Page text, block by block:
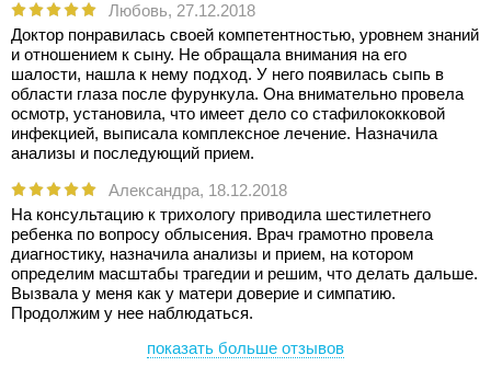
Любовь, 27.12.2018
Доктор понравилась своей компетентностью, уровнем знаний
и отношением к сыну. Не обращала внимания на его
шалости, нашла к нему подход. У него появилась сыпь в
области глаза после фурункула. Она внимательно провела
осмотр, установила, что имеет дело со стафилококковой
инфекцией, выписала комплексное лечение. Назначила
анализы и последующий прием.
Александра, 18.12.2018
На консультацию к трихологу приводила шестилетнего
ребенка по вопросу облысения. Врач грамотно провела
диагностику, назначила анализы и прием, на котором
определим масштабы трагедии и решим, что делать дальше.
Вызвала у меня как у матери доверие и симпатию.
Продолжим у нее наблюдаться.
показать больше отзывов